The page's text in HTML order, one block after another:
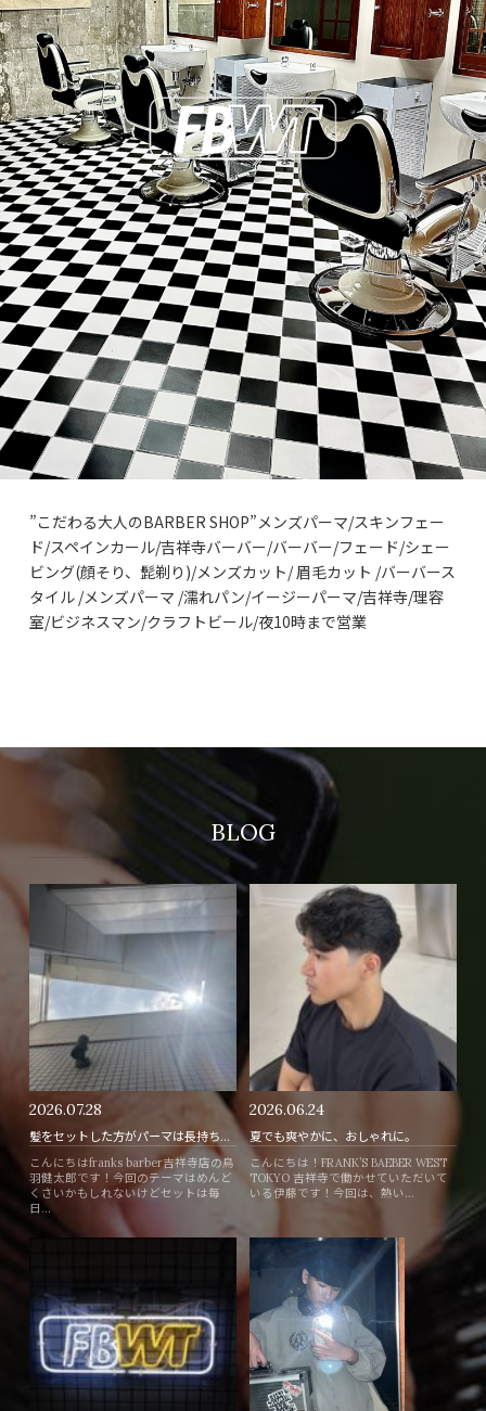
”こだわる大人のBARBER SHOP”メンズパーマ/スキンフェー
ド/スペインカール/吉祥寺バーバー/バーバー/フェード/シェー
ビング(顔そり、髭剃り)/メンズカット/ 眉毛カット /バーバース
タイル /メンズパーマ /濡れパン/イージーパーマ/吉祥寺/理容
室/ビジネスマン/クラフトビール/夜10時まで営業
BLOG
2026.07.28
髪をセットした方がパーマは長持ちする？毎日セットするべき理由！
こんにちはfranks barber吉祥寺店の鳥
羽健太郎です！今回のテーマはめんど
くさいかもしれないけどセットは毎
日...
2026.06.24
夏でも爽やかに、おしゃれに。
こんにちは！FRANK’S BAEBER WEST
TOKYO 吉祥寺で働かせていただいて
いる伊藤です！今回は、熱い...